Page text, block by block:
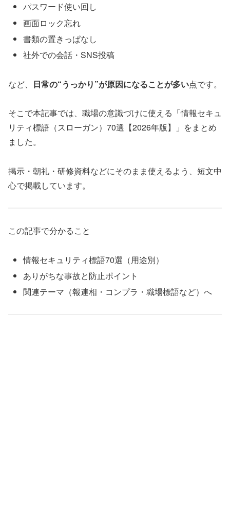
パスワード使い回し
画面ロック忘れ
書類の置きっぱなし
社外での会話・SNS投稿
など、 日常の“うっかり”が原因になることが多い点です。
そこで本記事では、職場の意識づけに使える「情報セキュ
リティ標語（スローガン）70選【2026年版】」をまとめ
ました。
掲示・朝礼・研修資料などにそのまま使えるよう、短文中
心で掲載しています。
この記事で分かること
情報セキュリティ標語70選（用途別）
ありがちな事故と防止ポイント
関連テーマ（報連相・コンプラ・職場標語など）へ